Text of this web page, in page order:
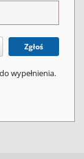
Zgłoś
wypełnienia.